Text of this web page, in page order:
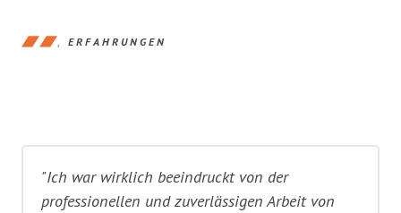
ERFAHRUNGEN
"Ich war wirklich beeindruckt von der
professionellen und zuverlässigen Arbeit von